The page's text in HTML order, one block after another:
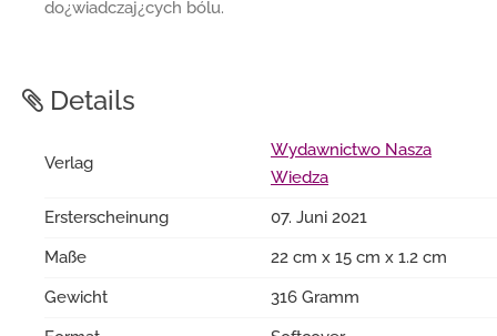
do¿wiadczaj¿cych bólu.
Details
Verlag
Wydawnictwo Nasza
Wiedza
Ersterscheinung
07. Juni 2021
Maße
22 cm x 15 cm x 1.2 cm
Gewicht
316 Gramm